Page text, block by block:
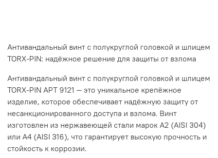
Антивандальный винт с полукруглой головкой и шлицем
TORX-PIN: надёжное решение для защиты от взлома
Антивандальный винт с полукруглой головкой и шлицем
TORX-PIN АРТ 9121 — это уникальное крепёжное
изделие, которое обеспечивает надёжную защиту от
несанкционированного доступа и взлома. Винт
изготовлен из нержавеющей стали марок А2 (AISI 304)
или А4 (AISI 316), что гарантирует высокую прочность и
стойкость к коррозии.